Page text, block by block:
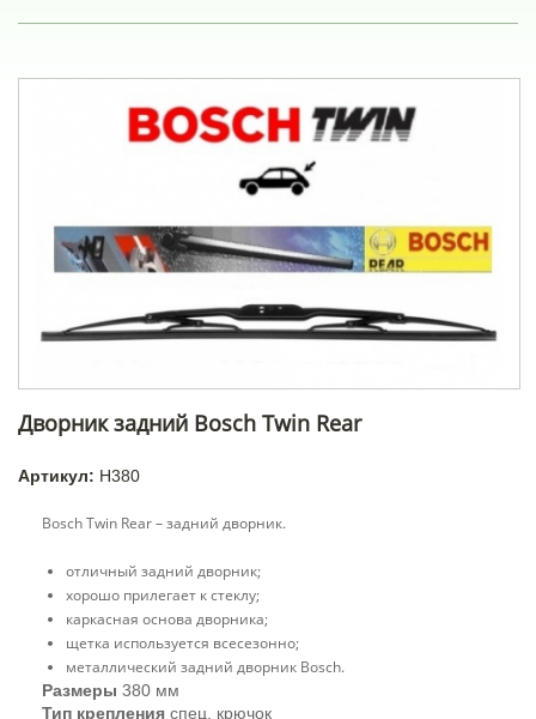
Дворник задний Bosch Twin Rear
Артикул: H380
Bosch Twin Rear – задний дворник.
отличный задний дворник;
хорошо прилегает к стеклу;
каркасная основа дворника;
щетка используется всесезонно;
металлический задний дворник Bosch.
Размеры 380 мм
Тип крепления спец. крючок